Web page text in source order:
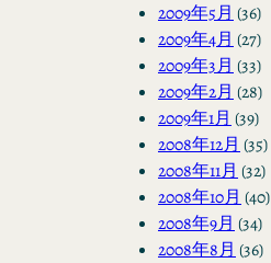
2009年5月 (36)
2009年4月 (27)
2009年3月 (33)
2009年2月 (28)
2009年1月 (39)
2008年12月 (35)
2008年11月 (32)
2008年10月 (40)
2008年9月 (34)
2008年8月 (36)